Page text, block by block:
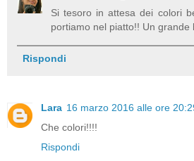
Si tesoro in attesa dei colori
portiamo nel piatto!! Un grande
Rispondi
Lara 16 marzo 2016 alle ore
Che colori!!!!
Rispondi